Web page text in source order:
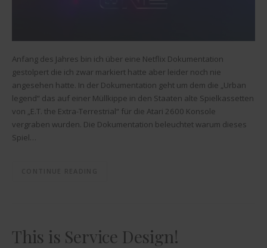
Anfang des Jahres bin ich über eine Netflix Dokumentation
gestolpert die ich zwar markiert hatte aber leider noch nie
angesehen hatte. In der Dokumentation geht um dem die „Urban
legend“ das auf einer Müllkippe in den Staaten alte Spielkassetten
von „E.T. the Extra-Terrestrial“ für die Atari 2600 Konsole
vergraben wurden. Die Dokumentation beleuchtet warum dieses
Spiel…
This is Service Design!